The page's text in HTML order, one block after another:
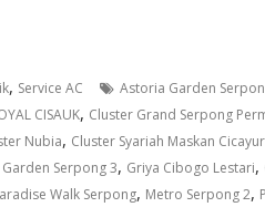
, Service AC Astoria Garden
CISAUK, Cluster Grand Serpong
Nubia, Cluster Syariah Maskan
Serpong 3, Griya Cibogo Lestari,
Walk Serpong, Metro Serpong 2,